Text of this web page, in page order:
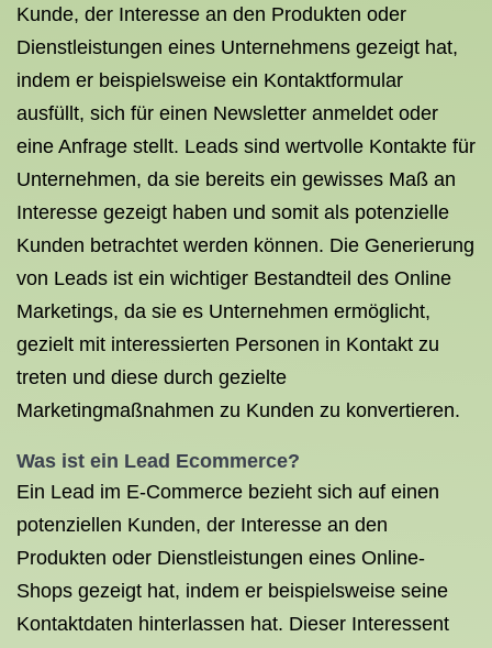
Kunde, der Interesse an den Produkten oder
Dienstleistungen eines Unternehmens gezeigt hat,
indem er beispielsweise ein Kontaktformular
ausfüllt, sich für einen Newsletter anmeldet oder
eine Anfrage stellt. Leads sind wertvolle Kontakte für
Unternehmen, da sie bereits ein gewisses Maß an
Interesse gezeigt haben und somit als potenzielle
Kunden betrachtet werden können. Die Generierung
von Leads ist ein wichtiger Bestandteil des Online
Marketings, da sie es Unternehmen ermöglicht,
gezielt mit interessierten Personen in Kontakt zu
treten und diese durch gezielte
Marketingmaßnahmen zu Kunden zu konvertieren.
Was ist ein Lead Ecommerce?
Ein Lead im E-Commerce bezieht sich auf einen
potenziellen Kunden, der Interesse an den
Produkten oder Dienstleistungen eines Online-
Shops gezeigt hat, indem er beispielsweise seine
Kontaktdaten hinterlassen hat. Dieser Interessent